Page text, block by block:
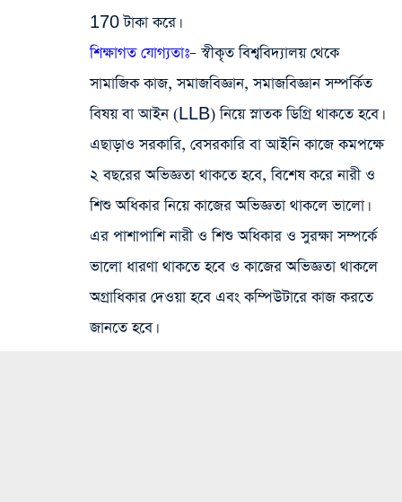
170 টাকা করে।
শিক্ষাগত যোগ্যতাঃ– স্বীকৃত বিশ্ববিদ্যালয় থেকে
সামাজিক কাজ, সমাজবিজ্ঞান, সমাজবিজ্ঞান সম্পর্কিত
বিষয় বা আইন (LLB) নিয়ে স্নাতক ডিগ্রি থাকতে হবে।
এছাড়াও সরকারি, বেসরকারি বা আইনি কাজে কমপক্ষে
২ বছরের অভিজ্ঞতা থাকতে হবে, বিশেষ করে নারী ও
শিশু অধিকার নিয়ে কাজের অভিজ্ঞতা থাকলে ভালো।
এর পাশাপাশি নারী ও শিশু অধিকার ও সুরক্ষা সম্পর্কে
ভালো ধারণা থাকতে হবে ও কাজের অভিজ্ঞতা থাকলে
অগ্রাধিকার দেওয়া হবে এবং কম্পিউটারে কাজ করতে
জানতে হবে।